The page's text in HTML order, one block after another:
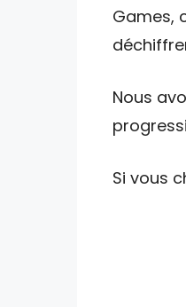
Games,
Nous
Si vous